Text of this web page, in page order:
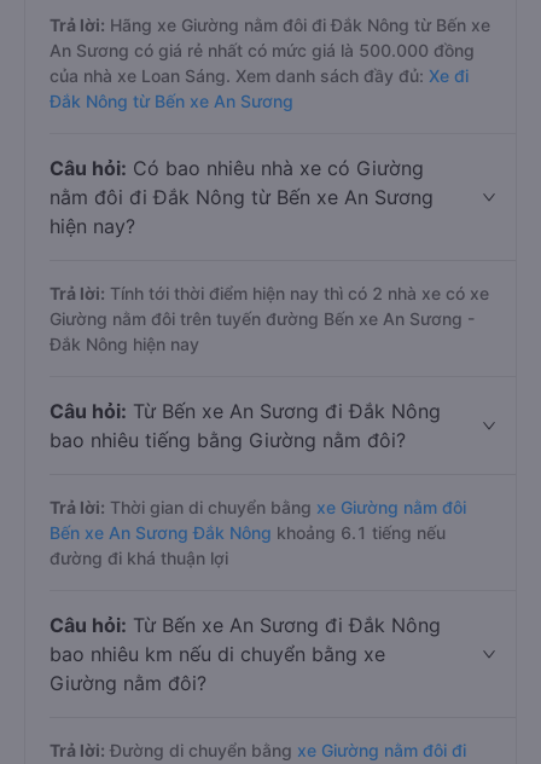
Trả lời: Hãng xe Giường nằm đôi đi Đắk Nông từ Bến xe
An Sương có giá rẻ nhất có mức giá là 500.000 đồng
của nhà xe Loan Sáng. Xem danh sách đầy đủ: Xe đi
Đắk Nông từ Bến xe An Sương
Câu hỏi: Có bao nhiêu nhà xe có Giường
nằm đôi đi Đắk Nông từ Bến xe An Sương
hiện nay?
Trả lời: Tính tới thời điểm hiện nay thì có 2 nhà xe có xe
Giường nằm đôi trên tuyến đường Bến xe An Sương -
Đắk Nông hiện nay
Câu hỏi: Từ Bến xe An Sương đi Đắk Nông
bao nhiêu tiếng bằng Giường nằm đôi?
Trả lời: Thời gian di chuyển bằng xe Giường nằm đôi
Bến xe An Sương Đắk Nông khoảng 6.1 tiếng nếu
đường đi khá thuận lợi
Câu hỏi: Từ Bến xe An Sương đi Đắk Nông
bao nhiêu km nếu di chuyển bằng xe
Giường nằm đôi?
Trả lời: Đường di chuyển bằng xe Giường nằm đôi đi